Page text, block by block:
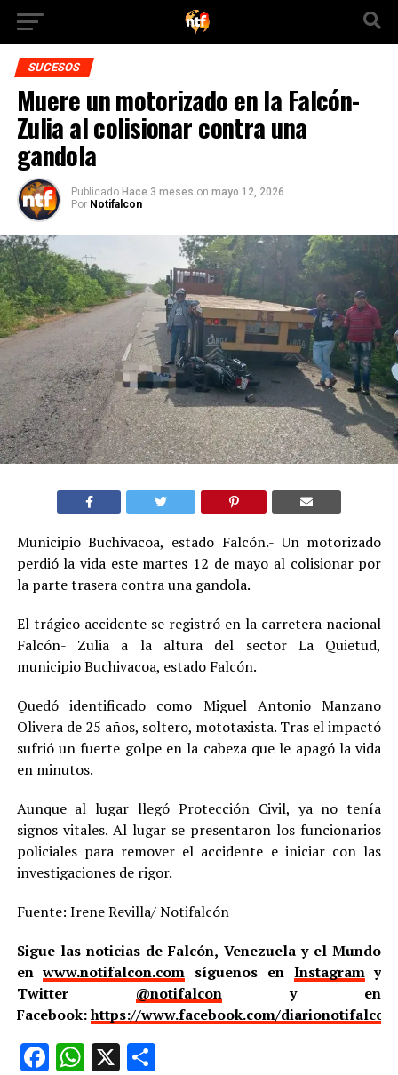
SUCESOS
Muere un motorizado en la Falcón-
Zulia al colisionar contra una
gandola
Publicado Hace 3 meses on mayo 12, 2026
Por Notifalcon
Municipio Buchivacoa, estado Falcón.- Un motorizado
perdió la vida este martes 12 de mayo al colisionar por
la parte trasera contra una gandola.
El trágico accidente se registró en la carretera nacional
Falcón- Zulia a la altura del sector La Quietud,
municipio Buchivacoa, estado Falcón.
Quedó identificado como Miguel Antonio Manzano
Olivera de 25 años, soltero, mototaxista. Tras el impactó
sufrió un fuerte golpe en la cabeza que le apagó la vida
en minutos.
Aunque al lugar llegó Protección Civil, ya no tenía
signos vitales. Al lugar se presentaron los funcionarios
policiales para remover el accidente e iniciar con las
investigaciones de rigor.
Fuente: Irene Revilla/ Notifalcón
Sigue las noticias de Falcón, Venezuela y el Mundo
enwww.notifalcon.com síguenos en Instagramy
Twitter @notifalcony en
Facebook:https://www.facebook.com/
Facebook
WhatsApp
X Compartir